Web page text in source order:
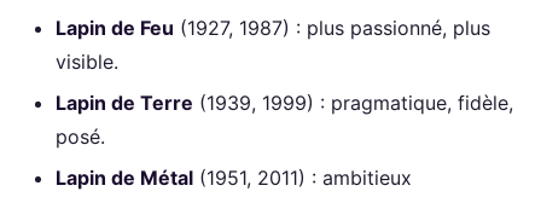
Lapin de Feu (1927, 1987) : plus passionné, plus
visible.
Lapin de Terre (1939, 1999) : pragmatique, fidèle,
posé.
Lapin de Métal (1951, 2011) : ambitieux